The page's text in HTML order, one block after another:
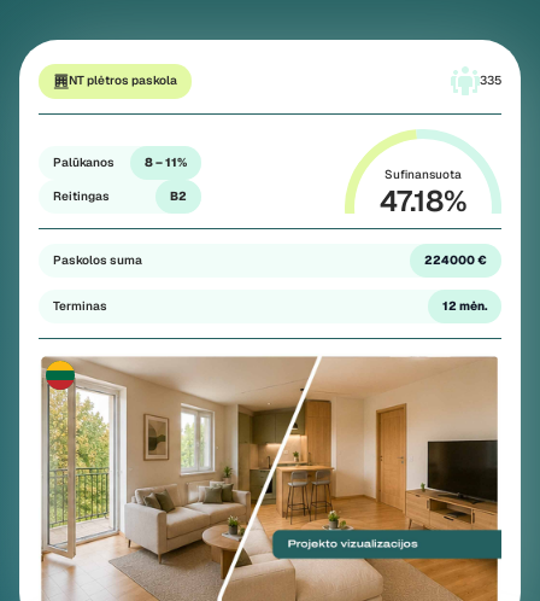
NT plėtros paskola 335
Palūkanos 8 – 11%
Reitingas B2
Sufinansuota
47.18%
Paskolos suma 224000 €
Terminas 12 mėn.
„Pievų 14“
Plačiau